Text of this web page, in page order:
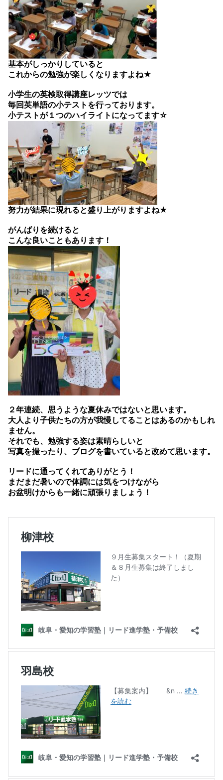
基本がしっかりしていると
これからの勉強が楽しくなりますよね★
小学生の英検取得講座レッツでは
毎回英単語の小テストを行っております。
小テストが１つのハイライトになってます☆
努力が結果に現れると盛り上がりますよね★
がんばりを続けると
こんな良いこともあります！
２年連続、思うような夏休みではないと思います。
大人より子供たちの方が我慢してることはあるのかもしれ
ません。
それでも、勉強する姿は素晴らしいと
写真を撮ったり、ブログを書いていると改めて思います。
リードに通ってくれてありがとう！
まだまだ暑いので体調には気をつけながら
お盆明けからも一緒に頑張りましょう！